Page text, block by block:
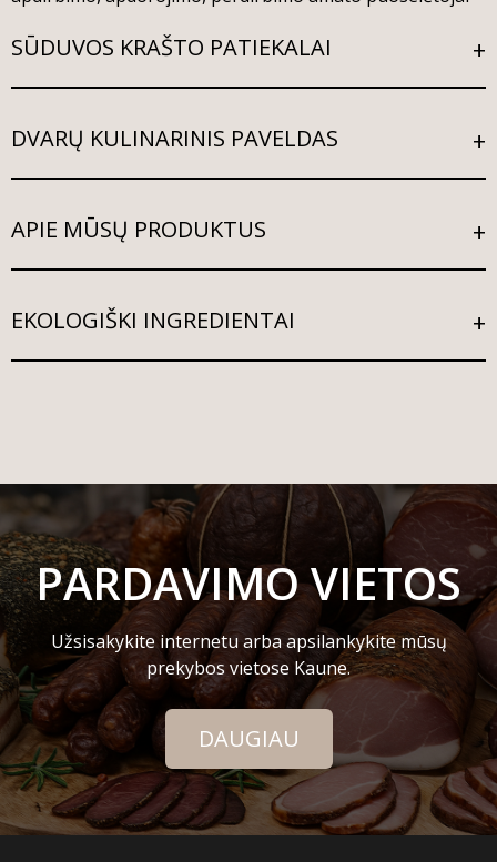
SŪDUVOS KRAŠTO PATIEKALAI
DVARŲ KULINARINIS PAVELDAS
APIE MŪSŲ PRODUKTUS
EKOLOGIŠKI INGREDIENTAI
PARDAVIMO VIETOS
Užsisakykite internetu arba apsilankykite mūsų
prekybos vietose Kaune.
DAUGIAU